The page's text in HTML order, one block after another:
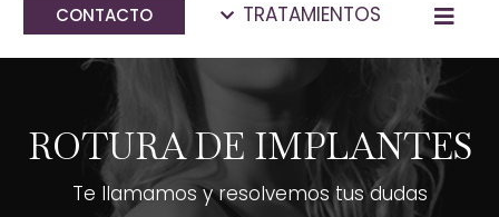
CONTACTO TRATAMIENTOS
ROTURA DE IMPLANTES
Te llamamos y resolvemos tus dudas